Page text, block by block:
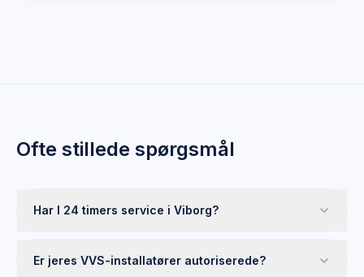
Ofte stillede spørgsmål
Har I 24 timers service i Viborg?
Er jeres VVS-installatører autoriserede?